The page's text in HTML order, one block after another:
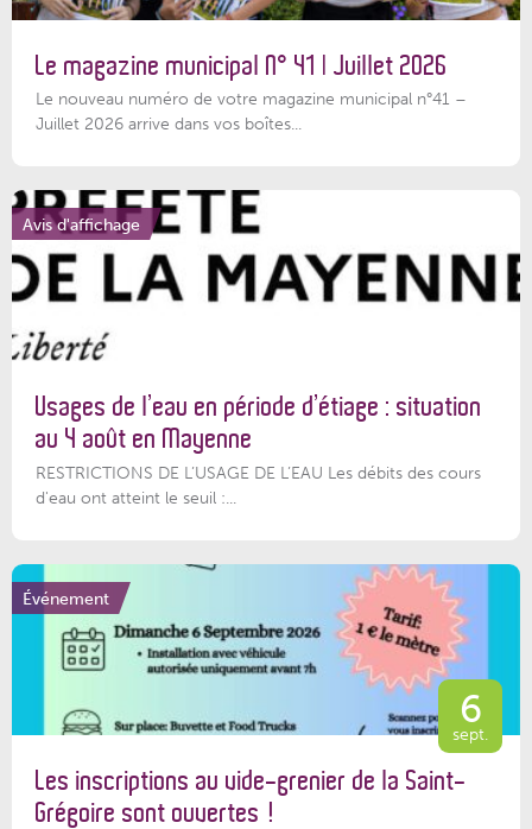
Le magazine municipal N° 41 | Juillet 2026
Le nouveau numéro de votre magazine municipal n°41 –
Juillet 2026 arrive dans vos boîtes...
Avis d'affichage
Usages de l’eau en période d’étiage : situation
au 4 août en Mayenne
RESTRICTIONS DE L’USAGE DE L’EAU Les débits des cours
d'eau ont atteint le seuil :...
Événement
6
sept.
Les inscriptions au vide-grenier de la Saint-
Grégoire sont ouvertes !